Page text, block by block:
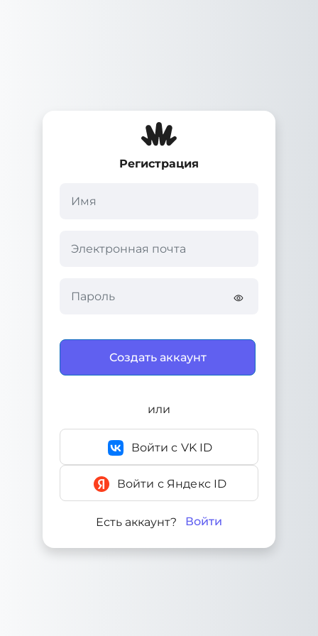
Регистрация
или
Войти с VK ID
Войти с Яндекс ID
Есть аккаунт? Войти